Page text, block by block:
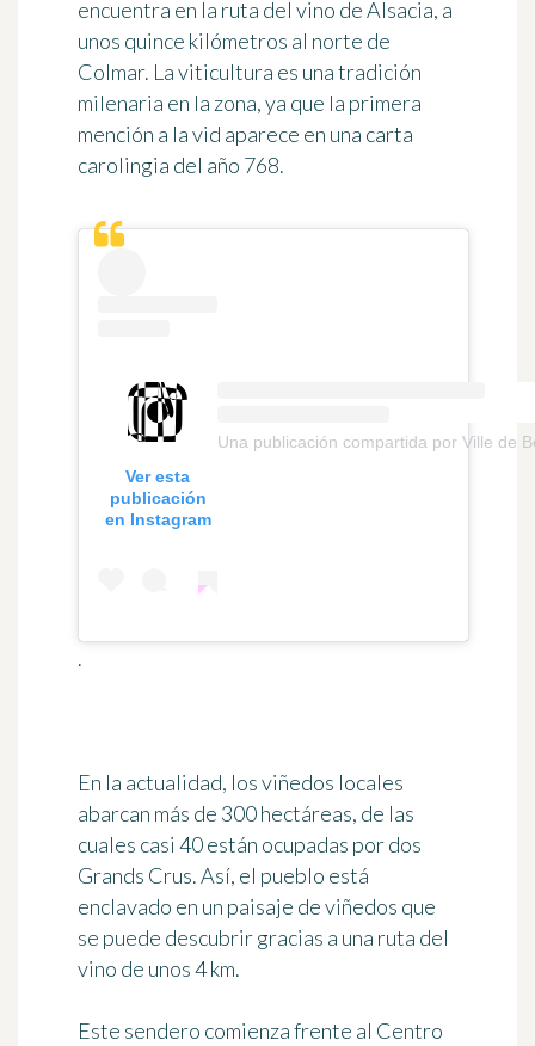
encuentra en la ruta del vino de Alsacia, a
unos quince kilómetros al norte de
Colmar. La viticultura es una tradición
milenaria en la zona, ya que la primera
mención a la vid aparece en una carta
carolingia del año 768.
Ver esta
publicación
en Instagram
Una publicación compartida por Ville de
.
En la actualidad, los viñedos locales
abarcan más de 300 hectáreas, de las
cuales casi 40 están ocupadas por dos
Grands Crus. Así, el pueblo está
enclavado en un paisaje de viñedos que
se puede descubrir gracias a una ruta del
vino de unos 4 km.
Este sendero comienza frente al Centro